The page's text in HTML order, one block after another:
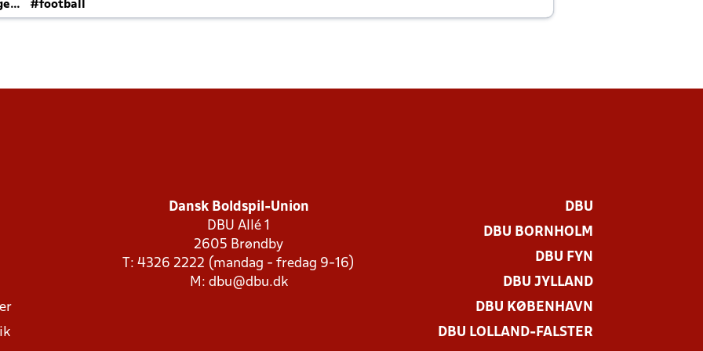
#football
Dansk Boldspil-Union
DBU Allé 1
2605 Brøndby
T: 4326 2222 (mandag - fredag 9-16)
M: dbu@dbu.dk
DBU
DBU BORNHOLM
DBU FYN
DBU JYLLAND
DBU KØBENHAVN
DBU LOLLAND-FALSTER